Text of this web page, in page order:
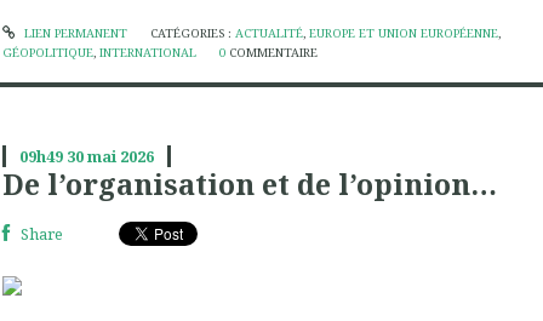
LIEN PERMANENT CATÉGORIES : ACTUALITÉ, EUROPE ET UNION EUROPÉENNE,
GÉOPOLITIQUE, INTERNATIONAL 0 COMMENTAIRE
09h49 30mai 2026
De l’organisation et de l’opinion…
Share